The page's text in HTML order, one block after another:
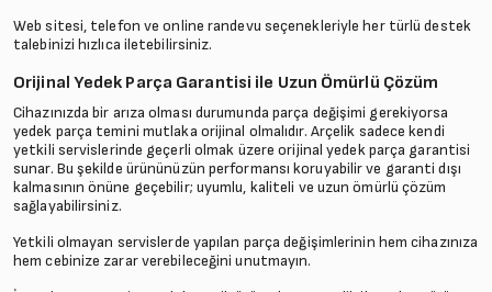
Web sitesi, telefon ve online randevu seçenekleriyle her türlü destek
talebinizi hızlıca iletebilirsiniz.
Orijinal Yedek Parça Garantisi ile Uzun Ömürlü Çözüm
Cihazınızda bir arıza olması durumunda parça değişimi gerekiyorsa
yedek parça temini mutlaka orijinal olmalıdır. Arçelik sadece kendi
yetkili servislerinde geçerli olmak üzere orijinal yedek parça garantisi
sunar. Bu şekilde ürününüzün performansı koruyabilir ve garanti dışı
kalmasının önüne geçebilir; uyumlu, kaliteli ve uzun ömürlü çözüm
sağlayabilirsiniz.
Yetkili olmayan servislerde yapılan parça değişimlerinin hem cihazınıza
hem cebinize zarar verebileceğini unutmayın.